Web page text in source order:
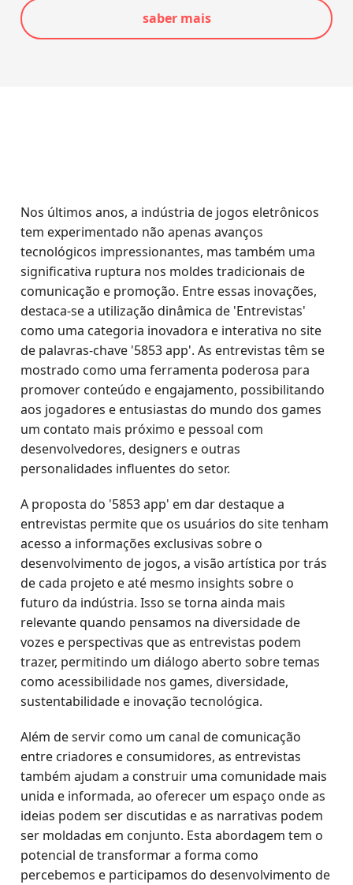
saber mais
Nos últimos anos, a indústria de jogos eletrônicos
tem experimentado não apenas avanços
tecnológicos impressionantes, mas também uma
significativa ruptura nos moldes tradicionais de
comunicação e promoção. Entre essas inovações,
destaca-se a utilização dinâmica de 'Entrevistas'
como uma categoria inovadora e interativa no site
de palavras-chave '5853 app'. As entrevistas têm se
mostrado como uma ferramenta poderosa para
promover conteúdo e engajamento, possibilitando
aos jogadores e entusiastas do mundo dos games
um contato mais próximo e pessoal com
desenvolvedores, designers e outras
personalidades influentes do setor.
A proposta do '5853 app' em dar destaque a
entrevistas permite que os usuários do site tenham
acesso a informações exclusivas sobre o
desenvolvimento de jogos, a visão artística por trás
de cada projeto e até mesmo insights sobre o
futuro da indústria. Isso se torna ainda mais
relevante quando pensamos na diversidade de
vozes e perspectivas que as entrevistas podem
trazer, permitindo um diálogo aberto sobre temas
como acessibilidade nos games, diversidade,
sustentabilidade e inovação tecnológica.
Além de servir como um canal de comunicação
entre criadores e consumidores, as entrevistas
também ajudam a construir uma comunidade mais
unida e informada, ao oferecer um espaço onde as
ideias podem ser discutidas e as narrativas podem
ser moldadas em conjunto. Esta abordagem tem o
potencial de transformar a forma como
percebemos e participamos do desenvolvimento de